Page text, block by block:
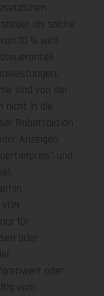
als solche
10 % wird
sind von der
nicht in die
Rabattaktion
Anzeigen
und
für
oder
oder
vom